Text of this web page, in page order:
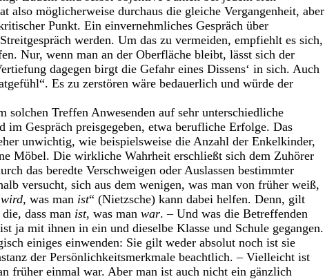
also möglicherweise durchaus die gleiche Vergangenheit, aber
Punkt. Ein einvernehmliches Gespräch über
werden. Um das zu vermeiden, empfiehlt es sich,
Nur, wenn man an der Oberfläche bleibt, lässt sich der
dagegen birgt die Gefahr eines Dissens‘ in sich. Auch
Es zu zerstören wäre bedauerlich und würde der
solchen Treffen Anwesenden auf sehr unterschiedliche
Gespräch preisgegeben, etwa berufliche Erfolge. Das
unwichtig, wie beispielsweise die Anzahl der Enkelkinder,
Möbel. Die wirkliche Wahrheit erschließt sich dem Zuhörer
das beredte Verschweigen oder Auslassen bestimmter
versucht, sich aus dem wenigen, was man von früher weiß,
wird, was man ist“ (Nietzsche) kann dabei helfen. Denn, gilt
dass man ist, was man war. – Und was die Betreffenden
ja mit ihnen in ein und dieselbe Klasse und Schule gegangen.
einiges einwenden: Sie gilt weder absolut noch ist sie
der Persönlichkeitsmerkmale beachtlich. – Vielleicht ist
früher einmal war. Aber man ist auch nicht ein gänzlich